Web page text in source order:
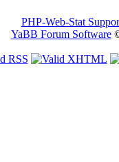
PHP-Web-Stat
YaBB Forum Software©